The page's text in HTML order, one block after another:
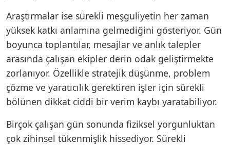
Araştırmalar ise sürekli meşguliyetin her zaman
yüksek katkı anlamına gelmediğini gösteriyor. Gün
boyunca toplantılar, mesajlar ve anlık talepler
arasında çalışan ekipler derin odak geliştirmekte
zorlanıyor. Özellikle stratejik düşünme, problem
çözme ve yaratıcılık gerektiren işler için sürekli
bölünen dikkat ciddi bir verim kaybı yaratabiliyor.
Birçok çalışan gün sonunda fiziksel yorgunluktan
çok zihinsel tükenmişlik hissediyor. Sürekli